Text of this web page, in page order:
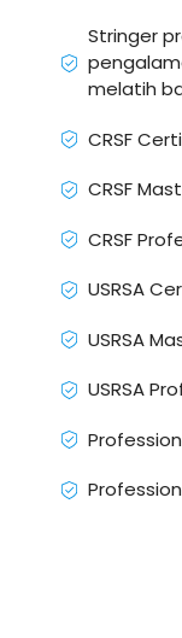
Stringer
melatih
CRSF
CRSF
CRSF
USRSA
USRSA
USRSA